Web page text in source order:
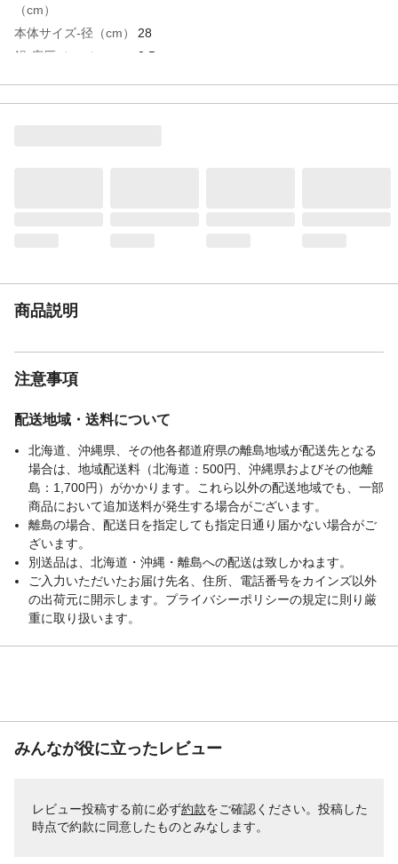
（cm）
本体サイズ-径（cm）
28
鍋-底厚（mm）
3.5mm
重量（g）
830
乾燥させてください。
生産国
直火
〇
使用前の準備
初めてご使用になる場合は、やわらかいス
ポンジに食器用中性洗剤を付けてよく洗っ
て下さい。
取扱い上の注意
本製品は家庭で調理するために使うもので
す。
商品説明
注意事項
配送地域・送料について
北海道、沖縄県、その他各都道府県の離島地域が配送先となる
場合は、地域配送料（北海道：500円、沖縄県およびその他離
島：1,700円）がかかります。これら以外の配送地域でも、一部
商品において追加送料が発生する場合がございます。
離島の場合、配送日を指定しても指定日通り届かない場合がご
ざいます。
別送品は、北海道・沖縄・離島への配送は致しかねます。
ご入力いただいたお届け先名、住所、電話番号をカインズ以外
の出荷元に開示します。プライバシーポリシーの規定に則り厳
重に取り扱います。
みんなが役に立ったレビュー
レビュー投稿する前に必ず約款をご確認ください。投稿した
時点で約款に同意したものとみなします。